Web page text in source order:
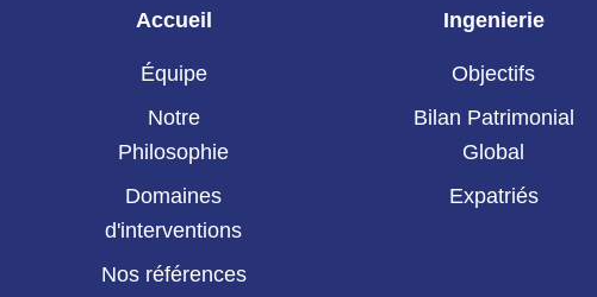
Accueil
Équipe
Notre
Philosophie
Domaines
d'interventions
Nos références
Ingenierie
Objectifs
Bilan Patrimonial
Global
Expatriés